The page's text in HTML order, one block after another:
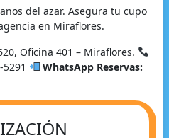
del azar. Asegura tu cupo
en Miraflores.
Oficina 401 – Miraflores.
WhatsApp Reservas: